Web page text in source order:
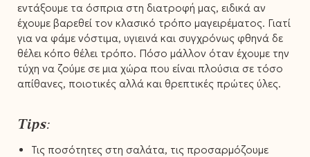
εντάξουμε τα όσπρια στη διατροφή μας, ειδικά αν
έχουμε βαρεθεί τον κλασικό τρόπο μαγειρέματος. Γιατί
για να φάμε νόστιμα, υγιεινά και συγχρόνως φθηνά δε
θέλει κόπο θέλει τρόπο. Πόσο μάλλον όταν έχουμε την
τύχη να ζούμε σε μια χώρα που είναι πλούσια σε τόσο
απίθανες, ποιοτικές αλλά και θρεπτικές πρώτες ύλες.
Tips:
Τις ποσότητες στη σαλάτα, τις προσαρμόζουμε